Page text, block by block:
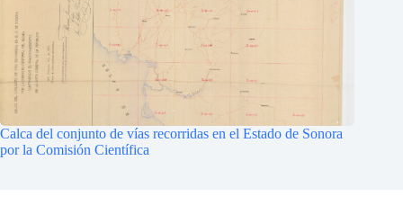
Calca del conjunto de vías recorridas en el Estado de Sonora
por la Comisión Científica